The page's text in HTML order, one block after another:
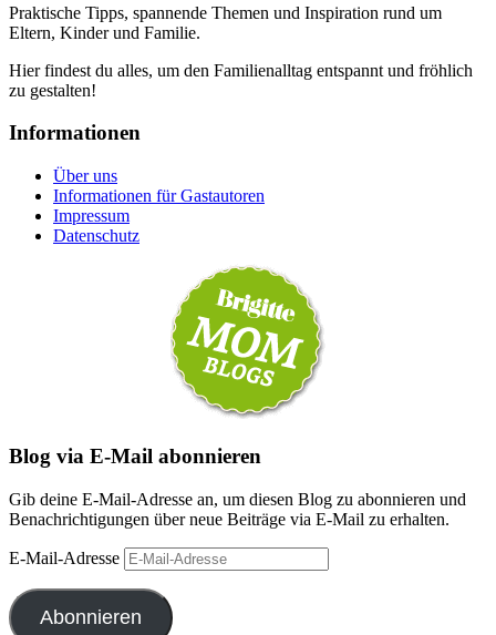
Praktische Tipps, spannende Themen und Inspiration rund um
Eltern, Kinder und Familie.
Hier findest du alles, um den Familienalltag entspannt und fröhlich
zu gestalten!
Informationen
Über uns
Informationen für Gastautoren
Impressum
Datenschutz
Blog via E-Mail abonnieren
Gib deine E-Mail-Adresse an, um diesen Blog zu abonnieren und
Benachrichtigungen über neue Beiträge via E-Mail zu erhalten.
E-Mail-Adresse
Abonnieren